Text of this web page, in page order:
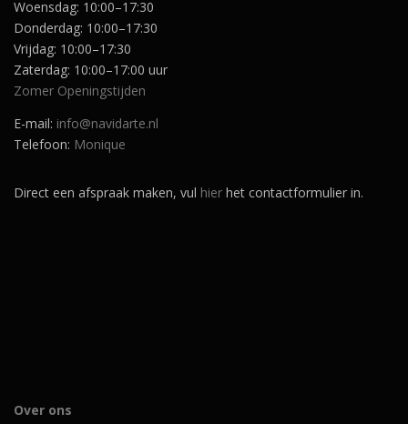
Woensdag: 10:00–17:30
Donderdag: 10:00–17:30
Vrijdag: 10:00–17:30
Zaterdag: 10:00–17:00 uur
Zomer Openingstijden
E-mail: info@navidarte.nl
Telefoon: Monique
Direct een afspraak maken, vul hier het contactformulier in.
Over ons